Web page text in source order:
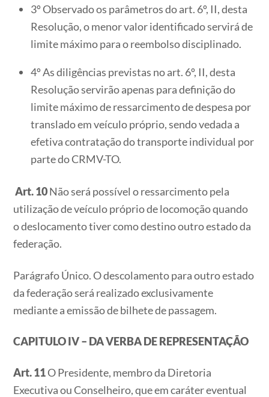
3º Observado os parâmetros do art. 6º, II, desta
Resolução, o menor valor identificado servirá de
limite máximo para o reembolso disciplinado.
4º As diligências previstas no art. 6º, II, desta
Resolução servirão apenas para definição do
limite máximo de ressarcimento de despesa por
translado em veículo próprio, sendo vedada a
efetiva contratação do transporte individual por
parte do CRMV-TO.
Art. 10Não será possível o ressarcimento pela
utilização de veículo próprio de locomoção quando
o deslocamento tiver como destino outro estado da
federação.
Parágrafo Único. O descolamento para outro estado
da federação será realizado exclusivamente
mediante a emissão de bilhete de passagem.
CAPITULO IV – DA VERBA DE REPRESENTAÇÃO
Art. 11O Presidente, membro da Diretoria
Executiva ou Conselheiro, que em caráter eventual